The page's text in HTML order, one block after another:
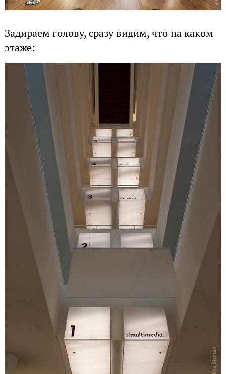
Задираем голову, сразу видим, что на каком
этаже: